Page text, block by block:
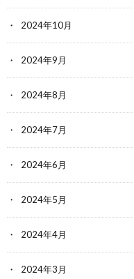
2024年10月
2024年9月
2024年8月
2024年7月
2024年6月
2024年5月
2024年4月
2024年3月